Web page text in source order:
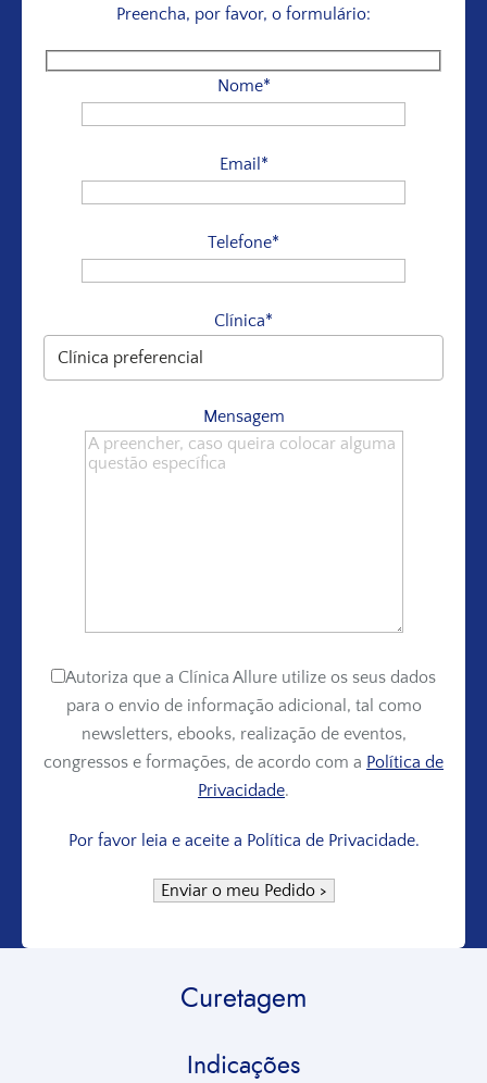
Preencha, por favor, o formulário:
Nome*
Email*
Telefone*
Clínica*
Mensagem
Autoriza que a Clínica Allure utilize os seus dados
para o envio de informação adicional, tal como
newsletters, ebooks, realização de eventos,
congressos e formações, de acordo com a Política de
Privacidade.
Por favor leia e aceite a Política de Privacidade.
Curetagem
Indicações